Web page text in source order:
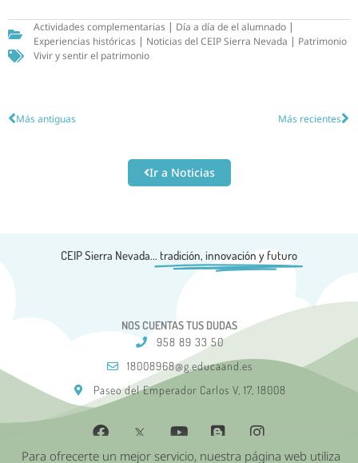
Actividades complementarias | Día a día de el alumnado |
Experiencias históricas | Noticias del CEIP Sierra Nevada | Patrimonio
Vivir y sentir el patrimonio
Más antiguas Más recientes
Ir a Noticias
CEIP Sierra Nevada... tradición, innovación y futuro
NOS CUENTAS TUS DUDAS
958 89 33 50
18008968@g.educaand.es
Paseo del Emperador Carlos V, 17, 18008
Para ofrecerte un mejor servicio, nuestra página web utiliza